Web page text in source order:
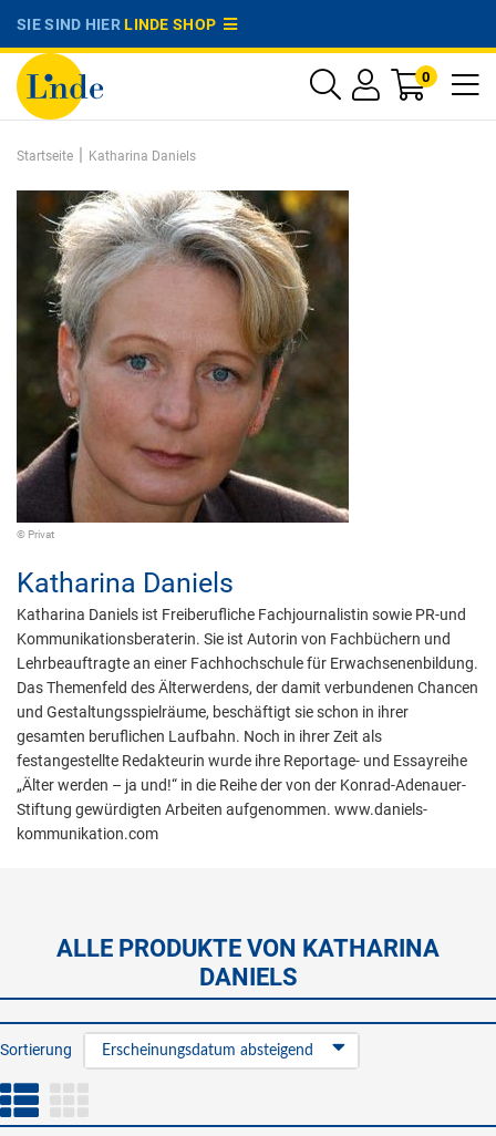
SIE SIND HIERLINDE SHOP
0
Startseite | Katharina Daniels
© Privat
Katharina Daniels
Katharina Daniels ist Freiberufliche Fachjournalistin sowie PR-und
Kommunikationsberaterin. Sie ist Autorin von Fachbüchern und
Lehrbeauftragte an einer Fachhochschule für Erwachsenenbildung.
Das Themenfeld des Älterwerdens, der damit verbundenen Chancen
und Gestaltungsspielräume, beschäftigt sie schon in ihrer
gesamten beruflichen Laufbahn. Noch in ihrer Zeit als
festangestellte Redakteurin wurde ihre Reportage- und Essayreihe
„Älter werden – ja und!“ in die Reihe der von der Konrad-Adenauer-
Stiftung gewürdigten Arbeiten aufgenommen. www.daniels-
kommunikation.com
ALLE PRODUKTE VON KATHARINA
DANIELS
Sortierung Erscheinungsdatum absteigend